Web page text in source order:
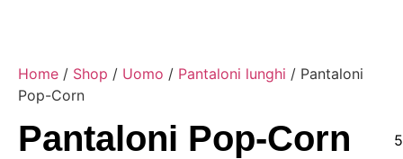
Home / Shop / Uomo / Pantaloni lunghi / Pantaloni
Pop-Corn
Pantaloni Pop-Corn